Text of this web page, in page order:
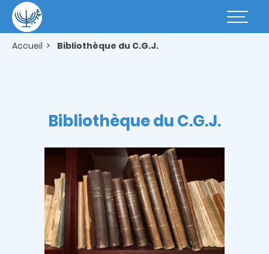
contenu
principal
Basculer
Accueil Bibliothèque du C.G.J.
Bibliothèque du C.G.J.